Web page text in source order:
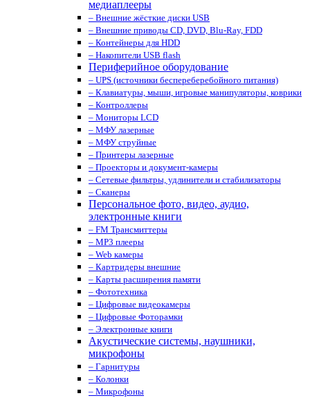
медиаплееры
– Внешние жёсткие диски USB
– Внешние приводы CD, DVD, Blu-Ray, FDD
– Контейнеры для HDD
– Накопители USB flash
Периферийное оборудование
– UPS (источники беспереберебойного питания)
– Клавиатуры, мыши, игровые манипуляторы, коврики
– Контроллеры
– Мониторы LCD
– МФУ лазерные
– МФУ струйные
– Принтеры лазерные
– Проекторы и документ-камеры
– Сетевые фильтры, удлинители и стабилизаторы
– Сканеры
Персональное фото, видео, аудио,
электронные книги
– FM Трансмиттеры
– MP3 плееры
– Web камеры
– Картридеры внешние
– Карты расширения памяти
– Фототехника
– Цифровые видеокамеры
– Цифровые Фоторамки
– Электронные книги
Акустические системы, наушники,
микрофоны
– Гарнитуры
– Колонки
– Микрофоны